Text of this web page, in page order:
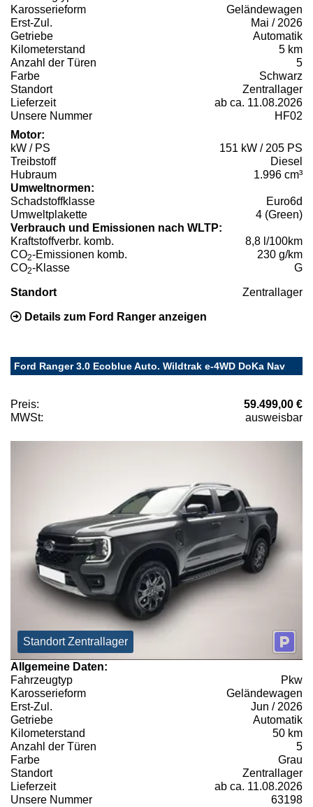
Karosserieform
Geländewagen
Erst-Zul.
Mai / 2026
Getriebe
Automatik
Kilometerstand
5 km
Anzahl der Türen
5
Farbe
Schwarz
Standort
Zentrallager
Lieferzeit
ab ca. 11.08.2026
Unsere Nummer
HF02
Motor:
kW / PS
151 kW / 205 PS
Treibstoff
Diesel
Hubraum
1.996 cm³
Umweltnormen:
Schadstoffklasse
Euro6d
Umweltplakette
4 (Green)
Verbrauch und Emissionen nach WLTP:
Kraftstoffverbr. komb.
8,8 l/100km
CO2-Emissionen komb.
230 g/km
CO2-Klasse G
Standort Zentrallager
Details zum Ford Ranger anzeigen
Ford Ranger 3.0 Ecoblue Auto. Wildtrak e-4WD DoKa Nav
Preis:
59.499,00 €
MWSt:
ausweisbar
Standort Zentrallager
Allgemeine Daten:
Fahrzeugtyp
Pkw
Karosserieform
Geländewagen
Erst-Zul.
Jun / 2026
Getriebe
Automatik
Kilometerstand
50 km
Anzahl der Türen
5
Farbe
Grau
Standort
Zentrallager
Lieferzeit
ab ca. 11.08.2026
Unsere Nummer
63198